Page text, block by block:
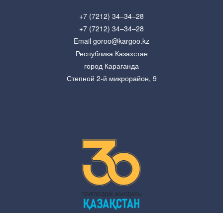
+7 (7212) 34–34–28
+7 (7212) 34–34–28
Email goroo@kargoo.kz
Республика Казахстан
город Караганда
Степной 2-й микрорайон, 9